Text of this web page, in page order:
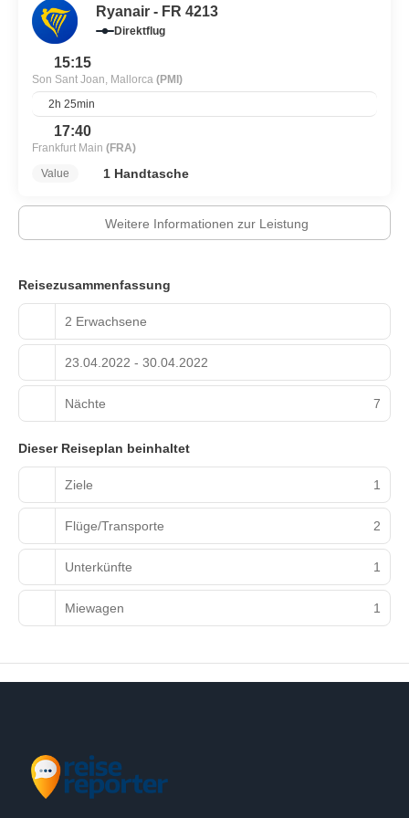
Ryanair - FR 4213
Direktflug
15:15
Son Sant Joan, Mallorca (PMI)
2h 25min
17:40
Frankfurt Main (FRA)
Value
1 Handtasche
Weitere Informationen zur Leistung
Reisezusammenfassung
2 Erwachsene
23.04.2022 - 30.04.2022
Nächte 7
Dieser Reiseplan beinhaltet
Ziele 1
Flüge/Transporte 2
Unterkünfte 1
Miewagen 1